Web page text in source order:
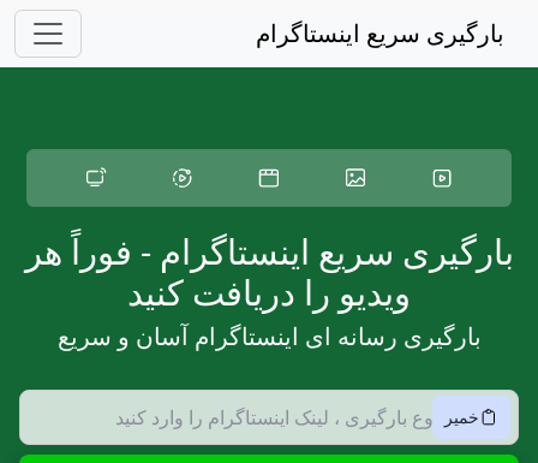
بارگیری سریع اینستاگرام
بارگیری سریع اینستاگرام - فوراً هر
ویدیو را دریافت کنید
بارگیری رسانه ای اینستاگرام آسان و سریع
خمیر